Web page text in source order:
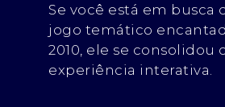
Se você está em busca
jogo temático
2010, ele se
experiência interativa.